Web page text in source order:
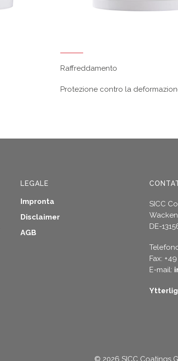
Raffreddamento
Protezione contro la
LEGALE
Impronta
Disclaimer
AGB
SICC
DE-
Fax:
E-mail:
© 2026 SICC Coatings